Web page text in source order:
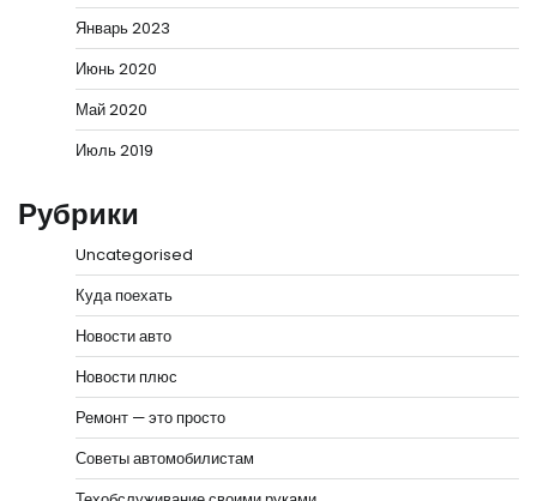
Январь 2023
Июнь 2020
Май 2020
Июль 2019
Рубрики
Uncategorised
Куда поехать
Новости авто
Новости плюс
Ремонт — это просто
Советы автомобилистам